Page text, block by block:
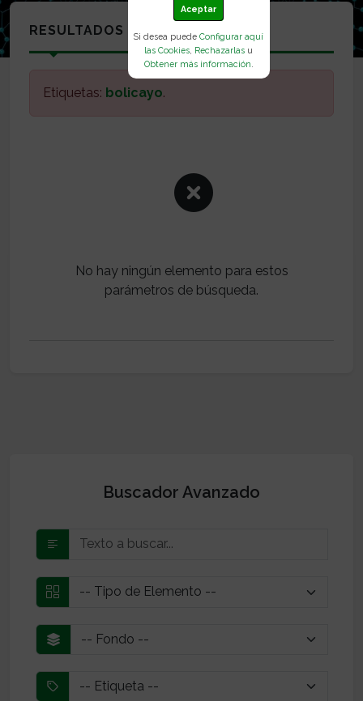
Aceptar
Si desea puedeConfigurar aquí
las Cookies Rechazarlas u
Obtener más información
RESULTADOS
Etiquetas: bolicayo.
No hay ningún elemento para estos
parámetros de búsqueda.
Buscador Avanzado